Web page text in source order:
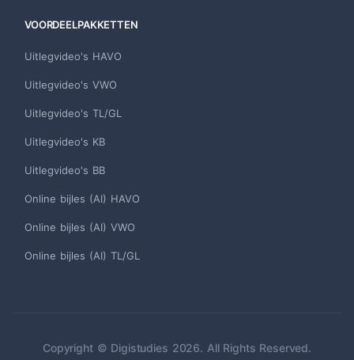
VOORDEELPAKKETTEN
Uitlegvideo's HAVO
Uitlegvideo's VWO
Uitlegvideo's TL/GL
Uitlegvideo's KB
Uitlegvideo's BB
Online bijles (AI) HAVO
Online bijles (AI) VWO
Online bijles (AI) TL/GL
Copyright © Digistudies 2026. All Rights Reserved.